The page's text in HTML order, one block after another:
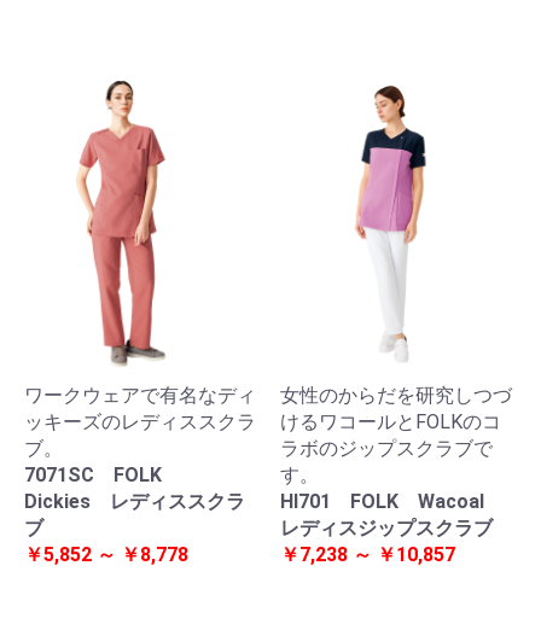
ワークウェアで有名なディ
ッキーズのレディススクラ
ブ。
7071SC FOLK
Dickies レディススクラ
ブ
￥5,852 ～ ￥8,778
女性のからだを研究しつづ
けるワコールとFOLKのコ
ラボのジップスクラブで
す。
HI701 FOLK Wacoal
レディスジップスクラブ
￥7,238 ～ ￥10,857